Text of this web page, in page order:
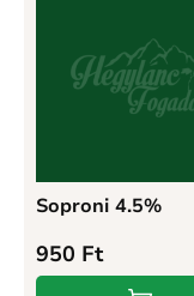
Soproni 4.5%
950 Ft